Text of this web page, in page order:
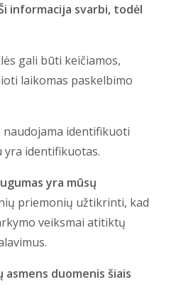
informacija svarbi, todėl
gali būti keičiamos,
laikomas paskelbimo
identifikuoti
yra identifikuotas.
yra mūsų
priemonių užtikrinti, kad
veiksmai atitiktų
duomenis šiais